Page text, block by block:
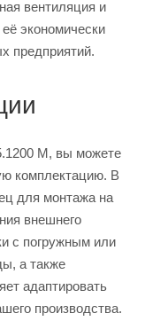
вентиляция и
экономически
предприятий.
M, вы можете
комплектацию. В
для монтажа на
внешнего
с погружным или
а также
адаптировать
производства.